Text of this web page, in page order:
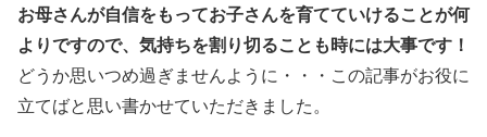
お母さんが自信をもってお子さんを育てていけることが何
よりですので、気持ちを割り切ることも時には大事です！
どうか思いつめ過ぎませんように・・・この記事がお役に
立てばと思い書かせていただきました。